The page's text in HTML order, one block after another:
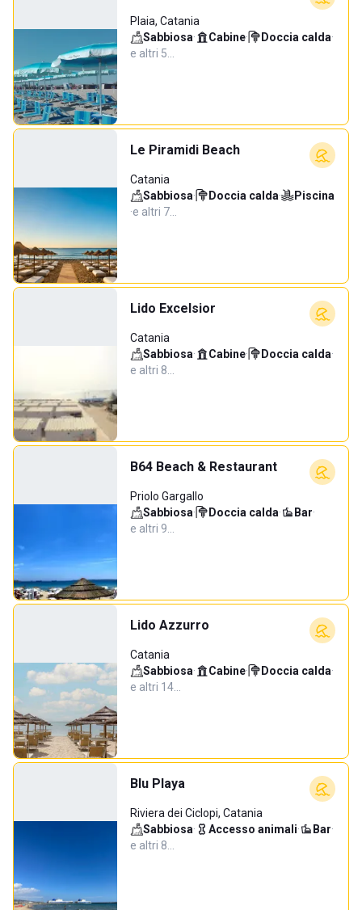
Plaia, Catania
Sabbiosa· Cabine· Doccia calda·
e altri 5…
Le Piramidi Beach
Catania
Sabbiosa· Doccia calda·
Piscina
·e altri 7…
Lido Excelsior
Catania
Sabbiosa· Cabine· Doccia calda·
e altri 8…
B64 Beach & Restaurant
Priolo Gargallo
Sabbiosa· Doccia calda· Bar·
e altri 9…
Lido Azzurro
Catania
Sabbiosa· Cabine· Doccia calda·
e altri 14…
Blu Playa
Riviera dei Ciclopi, Catania
Sabbiosa· Accesso animali· Bar·
e altri 8…